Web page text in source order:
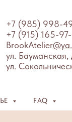
+7 (985) 998-
+7 (915) 165-
BrookAtelier
ул. Бауманская,
ул.
FAQ